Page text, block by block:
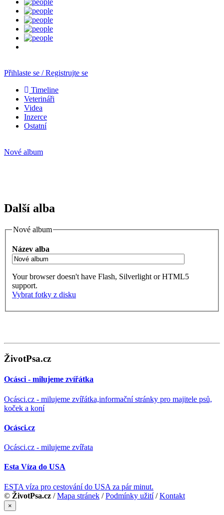
Přihlaste se / Registrujte se
Timeline
Veterináři
Videa
Inzerce
Ostatní
Nové album
Další alba
Nové album
Název alba
Your browser doesn't have Flash, Silverlight or HTML5
support.
Vybrat fotky z disku
ŽivotPsa.cz
Ocásci - milujeme zvířátka
Ocásci.cz - milujeme zvířátka,informační stránky pro majitele psů,
koček a koní
Ocásci.cz
Ocásci.cz - milujeme zvířata
Esta Víza do USA
ESTA víza pro cestování do USA za pár minut.
© ŽivotPsa.cz /Mapa stránek /Podmínky užití/Kontakt
×